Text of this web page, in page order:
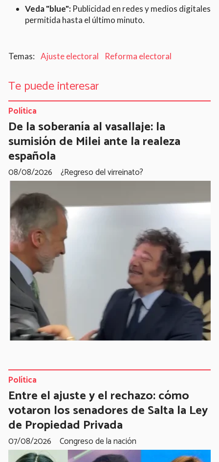
Veda "blue": Publicidad en redes y medios digitales
permitida hasta el último minuto.
Ajuste electoral Reforma electoral
Te puede interesar
De la soberanía al vasallaje: la
sumisión de Milei ante la realeza
española
¿Regreso del virreinato?
Política
08/08/2026
Entre el ajuste y el rechazo: cómo
votaron los senadores de Salta la Ley
de Propiedad Privada
Congreso de la nación
Política
07/08/2026